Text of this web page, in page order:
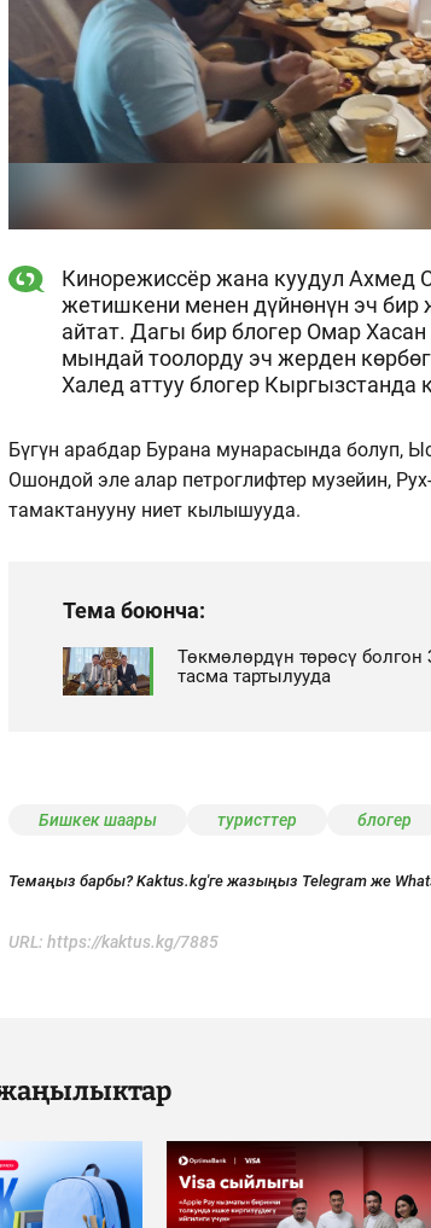
Кинорежиссёр жана куудул Ахмед
жетишкени менен дүйнөнүн эч
айтат. Дагы бир блогер Омар
мындай тоолорду эч жерден
Халед аттуу блогер
Бүгүн арабдар Бурана мунарасында болуп,
Ошондой эле алар петроглифтер музейин,
тамактанууну ниет кылышууда.
Тема боюнча:
Төкмөлөрдүн төрөсү болгон
тасма тартылууда
Бишкек шаары туристтер блогер
Темаңыз барбы? Kaktus.kg'ге жазыңыз Telegram же
URL: https://kaktus.kg/7885